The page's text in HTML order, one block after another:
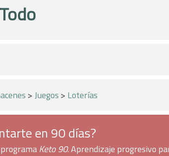
>Juegos > Loterías
en 90 días?
Keto 90. Aprendizaje progresivo